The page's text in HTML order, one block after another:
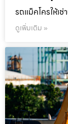
รถแม็คโครให้เ
ดูเพิ่มเติม »